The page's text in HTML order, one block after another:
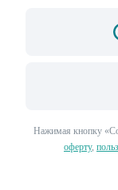
Нажимая кнопку
оферту,